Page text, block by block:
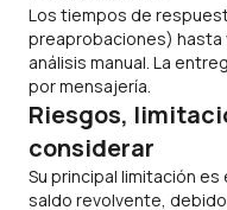
Los tiempos de
preaprobaciones) hasta
análisis manual. La
por mensajería.
Riesgos,
considerar
Su principal limitación
saldo revolvente,